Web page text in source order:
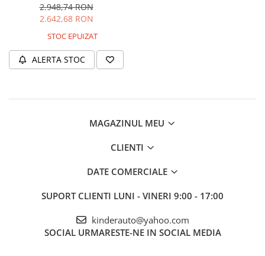
2.948,74 RON
2.642,68 RON
STOC EPUIZAT
ALERTA STOC
MAGAZINUL MEU
CLIENTI
DATE COMERCIALE
SUPORT CLIENTI LUNI - VINERI 9:00 - 17:00
kinderauto@yahoo.com
SOCIAL URMARESTE-NE IN SOCIAL MEDIA